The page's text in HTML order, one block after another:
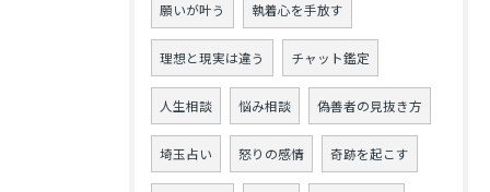
願いが叶う 執着心を手放す
理想と現実は違う チャット鑑定
人生相談 悩み相談 偽善者の見抜き方
埼玉占い 怒りの感情 奇跡を起こす